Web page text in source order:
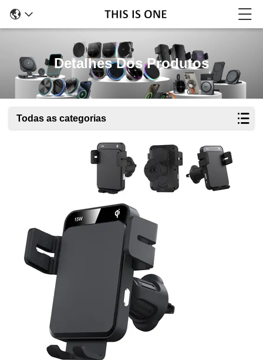
Detalhes Dos Produtos
Todas as categorias